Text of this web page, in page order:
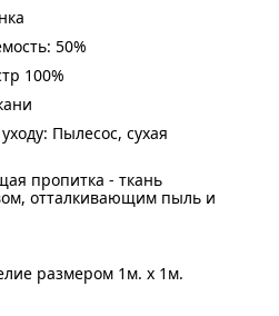
50%
100%
Пылесос, сухая
пропитка - ткань
отталкивающим пыль и
размером 1м. x 1м.